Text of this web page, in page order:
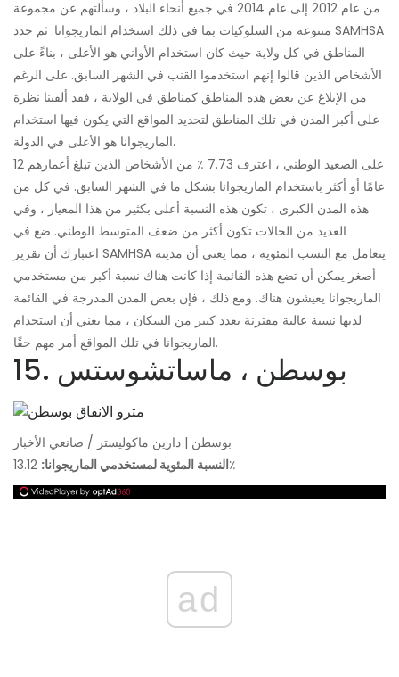
من عام 2012 إلى عام 2014 في جميع أنحاء البلاد ، وسألتهم عن مجموعة
متنوعة من السلوكيات بما في ذلك استخدام الماريجوانا. ثم حدد SAMHSA
المناطق في كل ولاية حيث كان استخدام الأواني هو الأعلى ، بناءً على
الأشخاص الذين قالوا إنهم استخدموا القنب في الشهر السابق. على الرغم
من الإبلاغ عن بعض هذه المناطق كمناطق في الولاية ، فقد ألقينا نظرة
على أكبر المدن في تلك المناطق لتحديد المواقع التي يكون فيها استخدام
الماريجوانا هو الأعلى في الدولة.
على الصعيد الوطني ، اعترف 7.73 ٪ من الأشخاص الذين تبلغ أعمارهم 12
عامًا أو أكثر باستخدام الماريجوانا بشكل ما في الشهر السابق. في كل من
هذه المدن الكبرى ، تكون هذه النسبة أعلى بكثير من هذا المعيار ، وفي
العديد من الحالات تكون أكثر من ضعف المتوسط ​​الوطني. ضع في
اعتبارك أن تقرير SAMHSA يتعامل مع النسب المئوية ، مما يعني أن مدينة
أصغر يمكن أن تضع هذه القائمة إذا كانت هناك نسبة أكبر من مستخدمي
الماريجوانا يعيشون هناك. ومع ذلك ، فإن بعض المدن المدرجة في القائمة
لديها نسبة عالية مقترنة بعدد كبير من السكان ، مما يعني أن استخدام
الماريجوانا في تلك المواقع أمر مهم حقًا.
15. بوسطن ، ماساتشوستس
بوسطن | دارين ماكوليستر / صانعي الأخبار
النسبة المئوية لمستخدمي الماريجوانا:13.12٪
ad